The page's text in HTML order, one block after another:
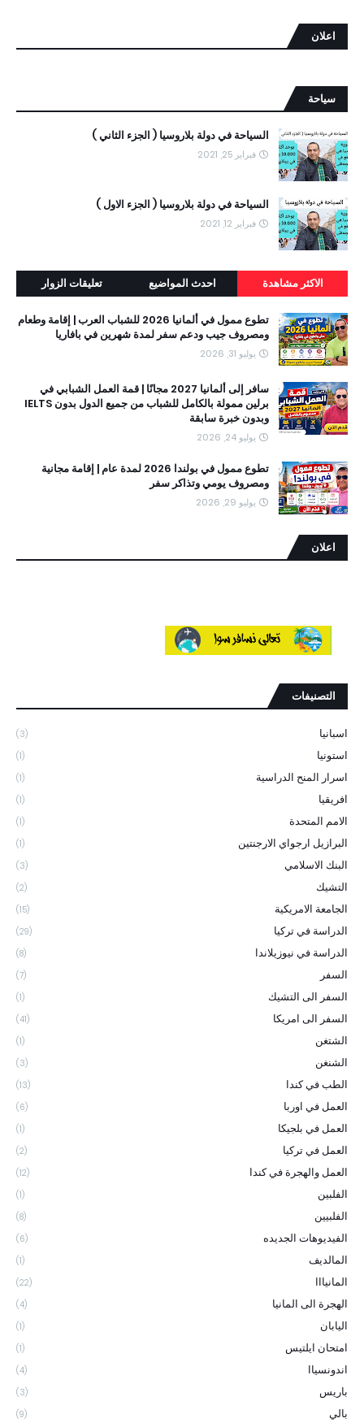
اعلان
سياحة
السياحة في دولة بلاروسيا ( الجزء الثاني )
فبراير 25, 2021
السياحة في دولة بلاروسيا ( الجزء الاول )
فبراير 12, 2021
الاكثر مشاهدة احدث المواضيع تعليقات الزوار
تطوع ممول في ألمانيا 2026 للشباب العرب | إقامة وطعام
ومصروف جيب ودعم سفر لمدة شهرين في بافاريا
يوليو 31, 2026
سافر إلى ألمانيا 2027 مجانًا | قمة العمل الشبابي في
برلين ممولة بالكامل للشباب من جميع الدول بدون IELTS
وبدون خبرة سابقة
يوليو 24, 2026
تطوع ممول في بولندا 2026 لمدة عام | إقامة مجانية
ومصروف يومي وتذاكر سفر
يوليو 29, 2026
اعلان
التصنيفات
اسبانيا (3)
استونيا (1)
اسرار المنح الدراسية (1)
افريقيا (1)
الامم المتحدة (1)
البرازيل ارجواي الارجنتين (1)
البنك الاسلامي (3)
التشيك (2)
الجامعة الامريكية (15)
الدراسة في تركيا (29)
الدراسة في نيوزيلاندا (8)
السفر (7)
السفر الى التشيك (1)
السفر الى امريكا (41)
الشتغن (1)
الشنغن (3)
الطب في كندا (13)
العمل في اوربا (6)
العمل في بلجيكا (1)
العمل في تركيا (2)
العمل والهجرة في كندا (12)
الفلبين (1)
الفلبيين (8)
الفيديوهات الجديده (6)
المالديف (1)
المانيااا (22)
الهجرة الى المانيا (4)
اليابان (1)
امتحان ايلتيس (1)
اندونسياا (4)
باريس (3)
بالي (9)